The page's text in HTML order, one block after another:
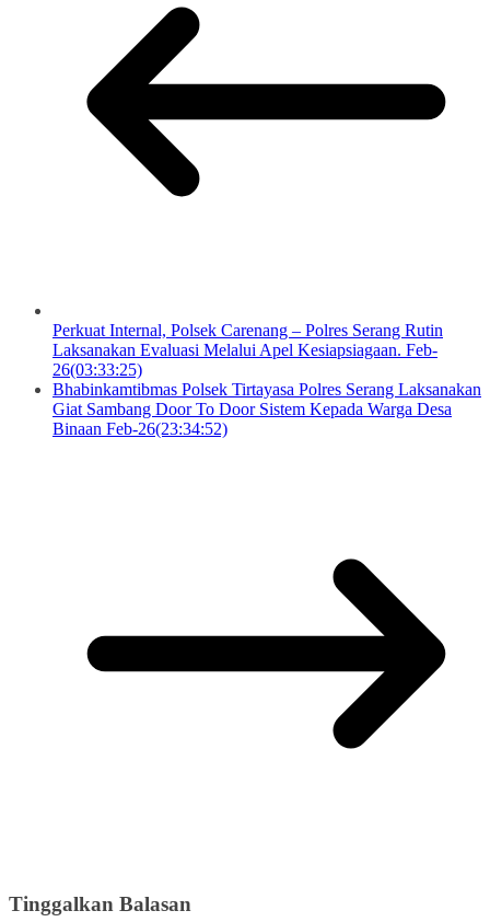
Perkuat Internal, Polsek Carenang – Polres Serang Rutin
Laksanakan Evaluasi Melalui Apel Kesiapsiagaan. Feb-
26(03:33:25)
Bhabinkamtibmas Polsek Tirtayasa Polres Serang Laksanakan
Giat Sambang Door To Door Sistem Kepada Warga Desa
Binaan Feb-26(23:34:52)
Tinggalkan Balasan